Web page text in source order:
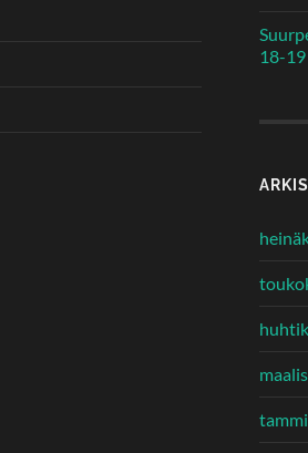
18-19